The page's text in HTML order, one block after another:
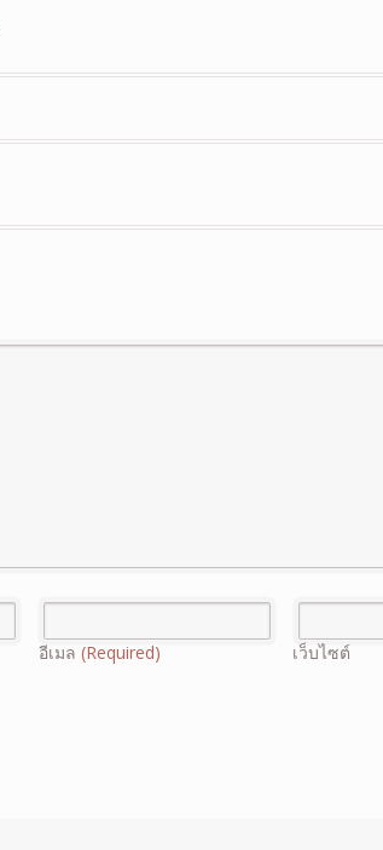
อีเมล (Required) เว็บไซต์